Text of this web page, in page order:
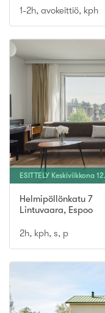
1-2h, avokeittiö, kph
ESITTELY Keskiviikkona 12.
Helmipöllönkatu 7
Lintuvaara, Espoo
2h, kph, s, p